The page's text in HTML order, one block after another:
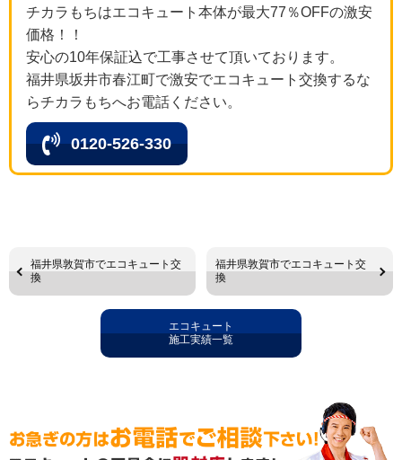
チカラもちはエコキュート本体が最大77％OFFの激安
価格！！
安心の10年保証込で工事させて頂いております。
福井県坂井市春江町で激安でエコキュート交換するな
らチカラもちへお電話ください。
0120-526-330
福井県敦賀市でエコキュート交
換
福井県敦賀市でエコキュート交
換
エコキュート
施工実績一覧